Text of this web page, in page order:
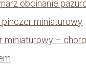
obcinanie
pinczer miniaturowy
miniaturowy –